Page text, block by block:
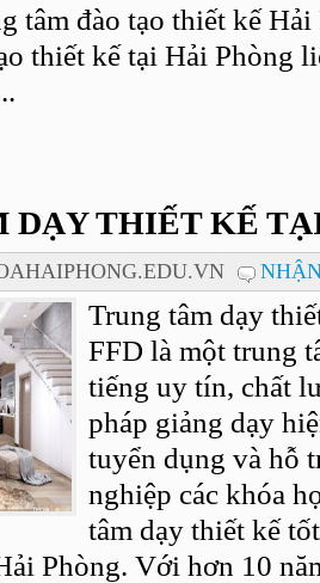
tâm đào tạo thiết kế
thiết kế tại Hải Phòng
DẠY THIẾT KẾ
Trung tâm dạy
FFD là một trung
tiếng uy tín, chất
pháp giảng dạy
tuyển dụng và hỗ
nghiệp các khóa
tâm dạy thiết kế
Phòng. Với hơn 10